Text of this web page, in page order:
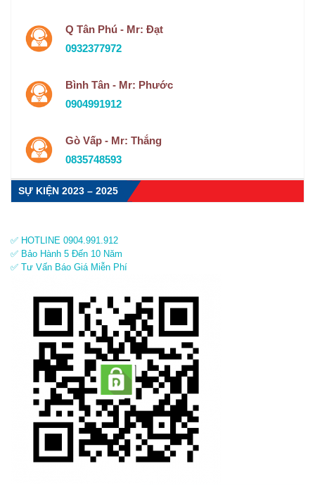
Q Tân Phú - Mr: Đạt
0932377972
Bình Tân - Mr: Phước
0904991912
Gò Vấp - Mr: Thắng
0835748593
SỰ KIỆN 2023 – 2025
✅ HOTLINE 0904.991.912
✅ Bảo Hành 5 Đến 10 Năm
✅ Tư Vấn Báo Giá Miễn Phí